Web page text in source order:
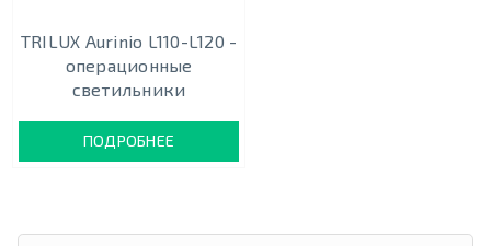
TRILUX Aurinio L110-L120 -
операционные
светильники
ПОДРОБНЕЕ